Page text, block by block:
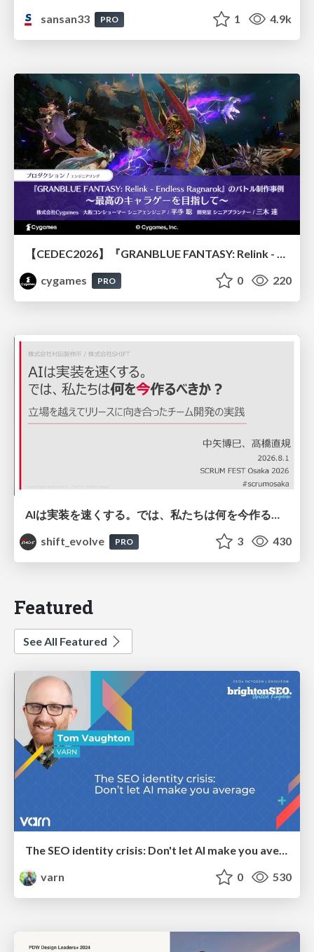
sansan33
PRO 1 4.9k
cygames
PRO 0 220
AIは実装を速くする。では、私たちは何を今作るべきか？－立場を越えてリリースに向き合ったチーム開発の実践 / 20260801 Hiromi Nakaya and Naoki Takahashi
shift_evolve
PRO 3 430
Featured
See All Featured
The SEO identity crisis: Don't let AI make you average
varn
0 530